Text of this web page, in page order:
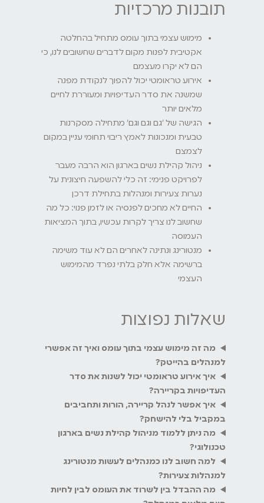
תובנות מרכזיות
מימוש עצמי בתוך עומס מתחיל בהחלטה
אקטיבית לפנות מקום לדברים שחשובים לנו, כי
הם לא יקרו מעצמם
אירוע טראומטי יכול להפוך לנקודת מפנה
שמשנה את סדר העדיפויות ומעוררת לחיים
מלאים יותר
הגישה של 'גם וגם וגם' מתחילה מסקרנות
טבעית ומנכונות לאמץ ריבוי תחומי עניין במקום
לצמצם
ניהול קהילת נשים בארגון הוא הרבה מעבר
לפרויקט פנימי: זה כלי להשפעה חיצונית על
נערות צעירות ומנהלות בתחילת דרכן
החיים לא מחכים לפנסיה או לזמן פנוי: כל מה
שחשוב לנו צריך לקרות עכשיו, בתוך המציאות
העמוסה
מנטורינג ונתינה לאחרים הם לא עוד משימה
ברשימה אלא חלק בלתי נפרד מהמימוש
העצמי
שאלות נפוצות
מה זה מימוש עצמי בתוך עומס ואיך זה אפשרי
למנהלים בהייטק?
איך אירוע טראומטי יכול לשנות את סדר
העדיפויות בקריירה?
איך אפשר לנהל קריירה, הורות ותחביבים
במקביל בלי להישחק?
מה ניתן ללמוד מניהול קהילת נשים בארגון
טכנולוגי?
למה חשוב לנו כמנהלים לעשות מנטורינג
למנהלות צעירות?
מה ההבדל בין לשרוד את העומס לבין לחיות